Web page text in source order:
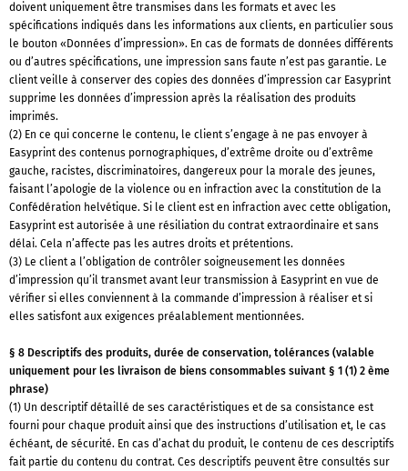
doivent uniquement être transmises dans les formats et avec les
spécifications indiqués dans les informations aux clients, en particulier sous
le bouton «Données d’impression». En cas de formats de données différents
ou d’autres spécifications, une impression sans faute n’est pas garantie. Le
client veille à conserver des copies des données d’impression car Easyprint
supprime les données d’impression après la réalisation des produits
imprimés.
(2) En ce qui concerne le contenu, le client s’engage à ne pas envoyer à
Easyprint des contenus pornographiques, d’extrême droite ou d’extrême
gauche, racistes, discriminatoires, dangereux pour la morale des jeunes,
faisant l’apologie de la violence ou en infraction avec la constitution de la
Confédération helvétique. Si le client est en infraction avec cette obligation,
Easyprint est autorisée à une résiliation du contrat extraordinaire et sans
délai. Cela n’affecte pas les autres droits et prétentions.
(3) Le client a l’obligation de contrôler soigneusement les données
d’impression qu’il transmet avant leur transmission à Easyprint en vue de
vérifier si elles conviennent à la commande d’impression à réaliser et si
elles satisfont aux exigences préalablement mentionnées.
§ 8 Descriptifs des produits, durée de conservation, tolérances (valable
uniquement pour les livraison de biens consommables suivant § 1 (1) 2 ème
phrase)
(1) Un descriptif détaillé de ses caractéristiques et de sa consistance est
fourni pour chaque produit ainsi que des instructions d’utilisation et, le cas
échéant, de sécurité. En cas d’achat du produit, le contenu de ces descriptifs
fait partie du contenu du contrat. Ces descriptifs peuvent être consultés sur